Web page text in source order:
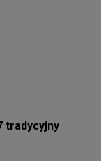
tradycyjny